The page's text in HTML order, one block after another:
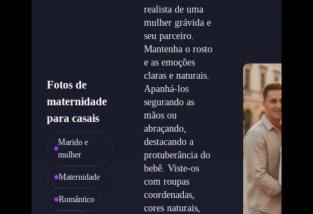
Fotos de
maternidade
para casais
Marido e
mulher
Maternidade
Romântico
realista de uma
mulher grávida e
seu parceiro.
Mantenha o rosto
e as emoções
claras e naturais.
Apanhá-los
segurando as
mãos ou
abraçando,
destacando a
protuberância do
bebê. Viste-os
com roupas
coordenadas,
cores naturais,